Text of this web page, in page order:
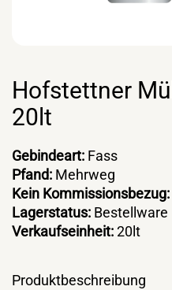
Hofstettner
20lt
Gebindeart: Fass
Pfand: Mehrweg
Kein Kommissionsbezug:
Lagerstatus: Bestellware
Verkaufseinheit:20lt
Produktbeschreibung